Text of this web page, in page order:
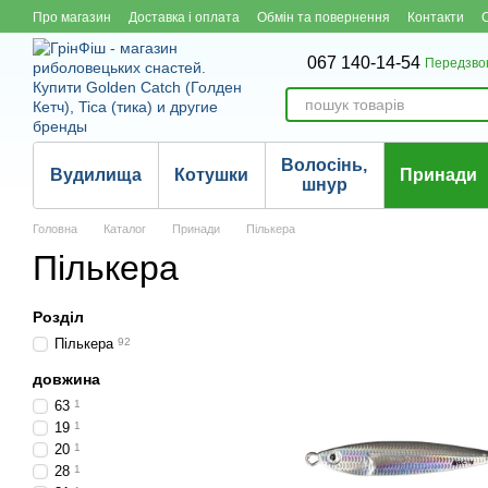
Перейти до основного контенту
Про магазин Доставка і оплата Обмін та повернення Контакти
067 140-14-54
Вудилища Котушки
Волосінь,
шнур
Принади
Головна Каталог Принади Пількера
Пількера
Розділ
Пількера 92
довжина
63 1
19 1
20 1
28 1